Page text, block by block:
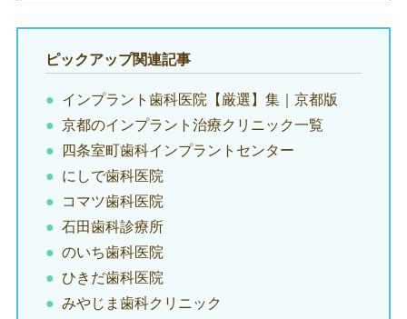
ピックアップ関連記事
インプラント歯科医院【厳選】集｜京都版
京都のインプラント治療クリニック一覧
四条室町歯科インプラントセンター
にしで歯科医院
コマツ歯科医院
石田歯科診療所
のいち歯科医院
ひきだ歯科医院
みやじま歯科クリニック